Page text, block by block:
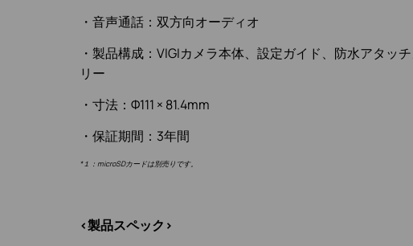
・音声通話：双方向オーディオ
・製品構成：VIGIカメラ本体、設定ガイド、防水アタッ
リー
・寸法：Φ111 × 81.4mm
・保証期間：3年間
*１：microSDカードは別売りです。
<製品スペック>